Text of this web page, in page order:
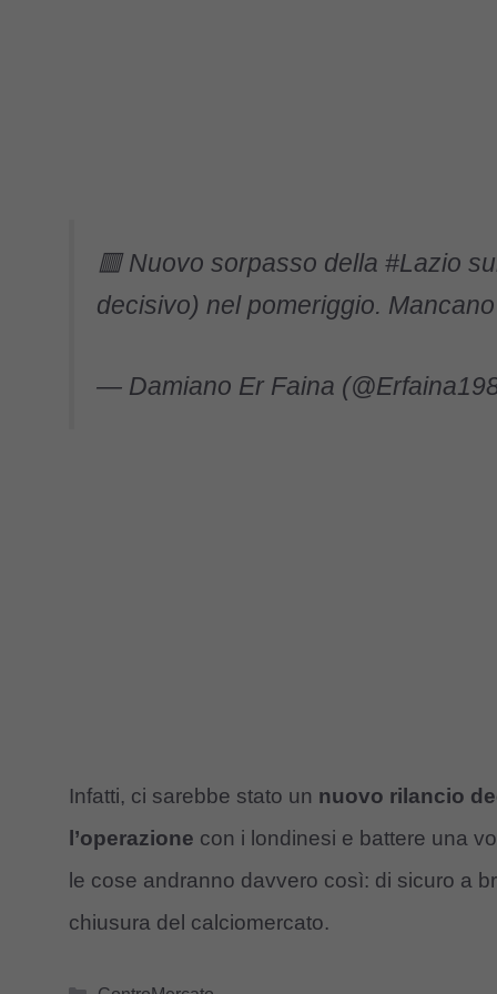
🟥 Nuovo sorpasso della #Lazio
decisivo) nel pomeriggio.
— Damiano Er Faina
Infatti, ci sarebbe stato un nuovo rilancio
l’operazione
con i londinesi e battere una
le cose andranno davvero così: di sicuro a
chiusura del calciomercato.
ControMercato